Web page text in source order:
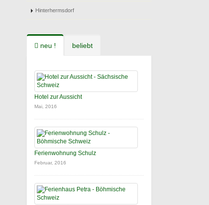
Hinterhermsdorf
neu ! beliebt
Hotel zur Aussicht
Mai, 2016
Ferienwohnung Schulz
Februar, 2016